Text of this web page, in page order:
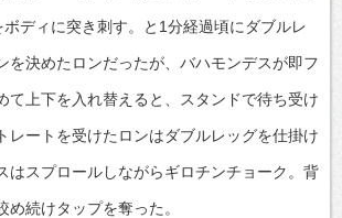
ディに突き刺す。と1分経過頃にダブルレ
を決めたロンだったが、バハモンデスが即フ
て上下を入れ替えると、スタンドで待ち受け
レートを受けたロンはダブルレッグを仕掛け
はスプロールしながらギロチンチョーク。背
め続けタップを奪った。